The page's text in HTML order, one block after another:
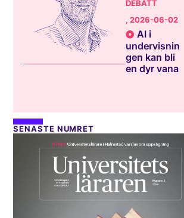
DEBATT
, 2026-06-02
AI i
undervisnin
gen kan bli
en dyr vana
SENASTE NUMRET